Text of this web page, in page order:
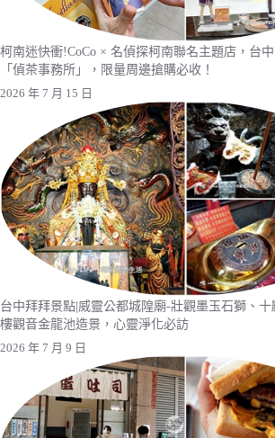
柯南迷快衝!CoCo × 名偵探柯南聯名主題店，台
「偵茶事務所」，限量周邊搶購必收！
2026 年 7 月 15 日
台中拜拜景點|威靈公都城隍廟-壯觀墨玉石獅、十
樓觀音金龍池造景，心靈淨化必訪
2026 年 7 月 9 日